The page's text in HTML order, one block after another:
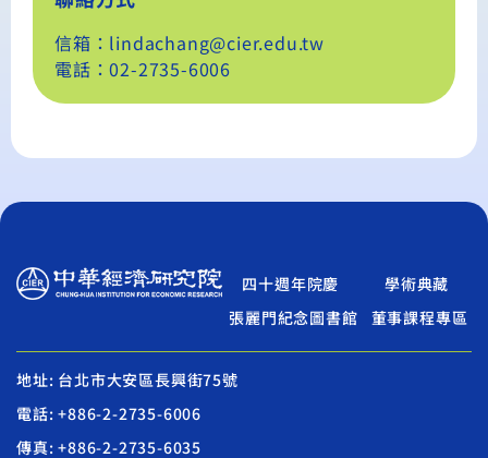
信箱：lindachang@cier.edu.tw
電話：02-2735-6006
四十週年院慶
學術典藏
張麗門紀念圖書館
董事課程專區
地址: 台北市大安區長興街75號
電話: +886-2-2735-6006
傳真: +886-2-2735-6035